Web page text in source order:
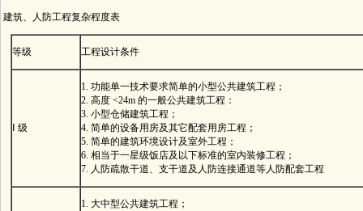
建筑、人防工程复杂程度表
等级 工程设计条件
Ⅰ 级
1. 功能单一技术要求简单的小型公共建筑工程；
2. 高度 <24m 的一般公共建筑工程：
3. 小型仓储建筑工程；
4. 简单的设备用房及其它配套用房工程；
5. 简单的建筑环境设计及室外工程；
6. 相当于一星级饭店及以下标准的室内装修工程；
7. 人防疏散干道、支干道及人防连接通道等人防配套工程
1. 大中型公共建筑工程；